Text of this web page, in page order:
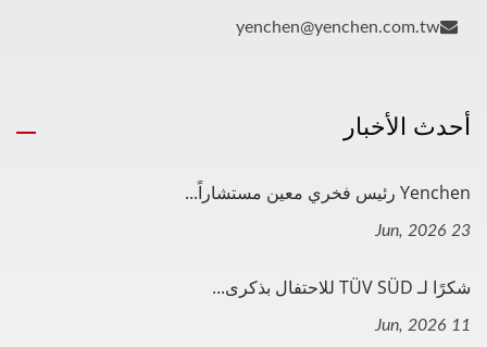
yenchen@yenchen.com.tw
أحدث الأخبار
Yenchen رئيس فخري معين مستشاراً...
23 Jun, 2026
شكرًا لـ TÜV SÜD للاحتفال بذكرى...
11 Jun, 2026